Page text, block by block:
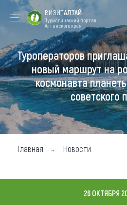
Форум VISIT
ALTAI
Цветение
маральника
Туры
Где побывать
Чем заняться
Где остановиться
ВИЗИТАЛТАЙ
Туристический портал
Алтайского края
Туроператоров
новый маршрут на
космонавта
советского
Главная Новости
26 ОКТЯБРЯ